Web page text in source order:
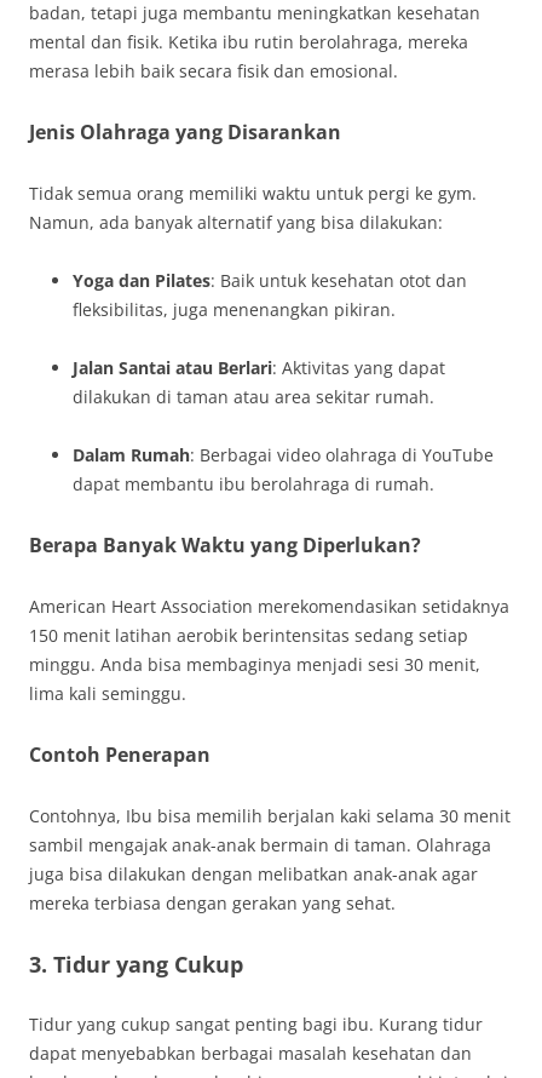
badan, tetapi juga membantu meningkatkan kesehatan
mental dan fisik. Ketika ibu rutin berolahraga, mereka
merasa lebih baik secara fisik dan emosional.
Jenis Olahraga yang Disarankan
Tidak semua orang memiliki waktu untuk pergi ke gym.
Namun, ada banyak alternatif yang bisa dilakukan:
Yoga dan Pilates: Baik untuk kesehatan otot dan
fleksibilitas, juga menenangkan pikiran.
Jalan Santai atau Berlari: Aktivitas yang dapat
dilakukan di taman atau area sekitar rumah.
Dalam Rumah: Berbagai video olahraga di YouTube
dapat membantu ibu berolahraga di rumah.
Berapa Banyak Waktu yang Diperlukan?
American Heart Association merekomendasikan setidaknya
150 menit latihan aerobik berintensitas sedang setiap
minggu. Anda bisa membaginya menjadi sesi 30 menit,
lima kali seminggu.
Contoh Penerapan
Contohnya, Ibu bisa memilih berjalan kaki selama 30 menit
sambil mengajak anak-anak bermain di taman. Olahraga
juga bisa dilakukan dengan melibatkan anak-anak agar
mereka terbiasa dengan gerakan yang sehat.
3. Tidur yang Cukup
Tidur yang cukup sangat penting bagi ibu. Kurang tidur
dapat menyebabkan berbagai masalah kesehatan dan